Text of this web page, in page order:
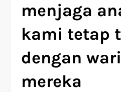
menjaga
kami tetap
dengan
mereka